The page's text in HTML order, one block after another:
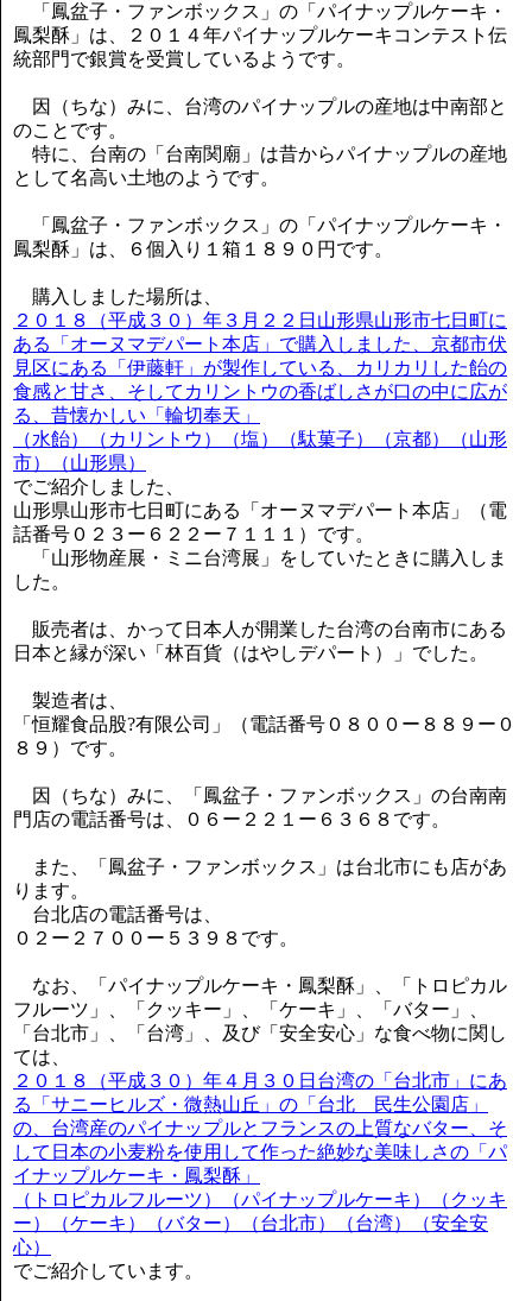
「鳳盆子・ファンボックス」の「パイナップルケーキ・
鳳梨酥」は、２０１４年パイナップルケーキコンテスト伝
統部門で銀賞を受賞しているようです。
因（ちな）みに、台湾のパイナップルの産地は中南部と
のことです。
特に、台南の「台南関廟」は昔からパイナップルの産地
として名高い土地のようです。
「鳳盆子・ファンボックス」の「パイナップルケーキ・
鳳梨酥」は、６個入り１箱１８９０円です。
購入しました場所は、
２０１８（平成３０）年３月２２日山形県山形市七日町に
ある「オーヌマデパート本店」で購入しました、京都市伏
見区にある「伊藤軒」が製作している、カリカリした飴の
食感と甘さ、そしてカリントウの香ばしさが口の中に広が
る、昔懐かしい「輪切奉天」
（水飴）（カリントウ）（塩）（駄菓子）（京都）（山形
市）（山形県）
でご紹介しました、
山形県山形市七日町にある「オーヌマデパート本店」（電
話番号０２３ー６２２ー７１１１）です。
「山形物産展・ミニ台湾展」をしていたときに購入しま
した。
販売者は、かって日本人が開業した台湾の台南市にある
日本と縁が深い「林百貨（はやしデパート）」でした。
製造者は、
「恒耀食品股?有限公司」（電話番号０８００ー８８９ー０
８９）です。
因（ちな）みに、「鳳盆子・ファンボックス」の台南南
門店の電話番号は、０６ー２２１ー６３６８です。
また、「鳳盆子・ファンボックス」は台北市にも店があ
ります。
台北店の電話番号は、
０２ー２７００ー５３９８です。
なお、「パイナップルケーキ・鳳梨酥」、「トロピカル
フルーツ」、「クッキー」、「ケーキ」、「バター」、
「台北市」、「台湾」、及び「安全安心」な食べ物に関し
ては、
２０１８（平成３０）年４月３０日台湾の「台北市」にあ
る「サニーヒルズ・微熱山丘」の「台北 民生公園店」
の、台湾産のパイナップルとフランスの上質なバター、そ
して日本の小麦粉を使用して作った絶妙な美味しさの「パ
イナップルケーキ・鳳梨酥」
（トロピカルフルーツ）（パイナップルケーキ）（クッキ
ー）（ケーキ）（バター）（台北市）（台湾）（安全安
心）
でご紹介しています。